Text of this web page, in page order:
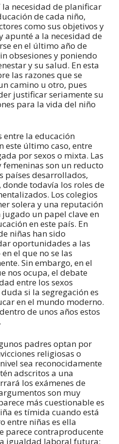
necesidad de planificar
de cada niño,
como sus objetivos y
apunté a la necesidad de
en el último año de
obsesiones y poniendo
y su salud. En esta
las razones que se
camino u otro, pues
justificar seriamente su
para la vida del niño
entre la educación
este último caso, entre
por sexos o mixta. Las
femeninas son un reducto
países desarrollados,
donde todavía los roles de
Los colegios
solera y una reputación
un papel clave en
en este país. En
niñas han sido
oportunidades a las
el que no se las
Sin embargo, en el
nos ocupa, el debate
entre los sexos
si la segregación es
en el mundo moderno.
de unos años estos
padres optan por
religiosas o
sea reconocidamente
adscritos a una
los exámenes de
son muy
más cuestionable es
es tímida cuando está
entre niñas es ella
parece contraproducente
igualdad laboral futura: